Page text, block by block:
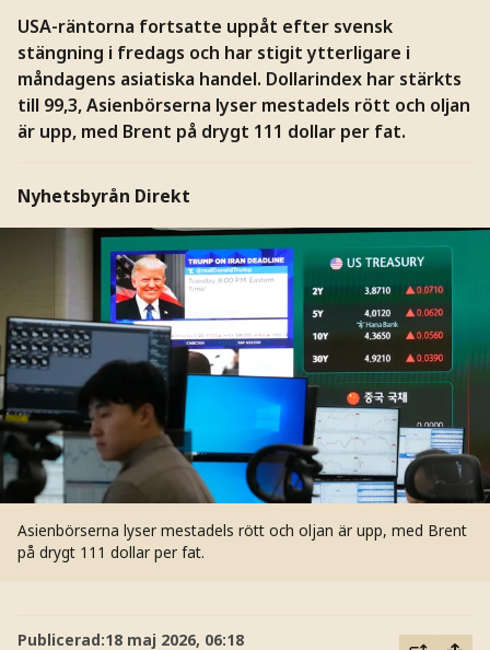
USA-räntorna fortsatte uppåt efter svensk
stängning i fredags och har stigit ytterligare i
måndagens asiatiska handel. Dollarindex har stärkts
till 99,3, Asienbörserna lyser mestadels rött och oljan
är upp, med Brent på drygt 111 dollar per fat.
Nyhetsbyrån Direkt
Asienbörserna lyser mestadels rött och oljan är upp, med Brent
på drygt 111 dollar per fat.
Publicerad:18 maj 2026, 06:18